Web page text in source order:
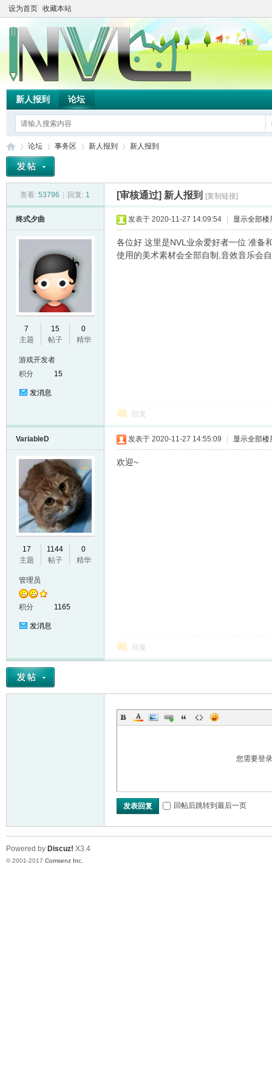
设为首页 收藏本站
新人报到 论坛
M
论坛
›
事务区
›
新人报到
›
新人报到
查看: 53796 回复: 1 [审核通过] 新人报到 [复制链接]
终式夕曲
7
主题
15
帖子
0
精华
游戏开发者
积分
15
发消息
发表于 2020-11-27 14:09:54 显示全部楼
各位好 这里是NVL业余爱好者一位 准备
使用的美术素材会全部自制,音效音乐会
回复
VariableD
17
主题
1144
帖子
0
精华
管理员
积分 1165
发消息
发表于 2020-11-27 14:55:09 显示全部楼
欢迎~
回复
您需要登
发表回复 回帖后跳转到最后一页
Powered by Discuz! X3.4
© 2001-2017 Comsenz Inc.